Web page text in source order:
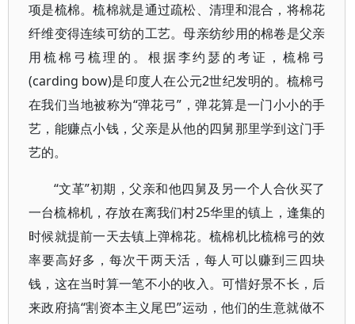
项是梳棉。梳棉就是通过疏松、清理和混合，将棉花
纤维变得连续可纺的工艺。母亲纺纱用的棉卷是父亲
用梳棉弓梳理的。根据李约瑟的考证，梳棉弓
(carding bow)是印度人在公元2世纪发明的。梳棉弓
在我们当地被称为“弹花弓”，弹花算是一门小小的手
艺，能赚点小钱，父亲是从他的四舅那里学到这门手
艺的。
“文革”初期，父亲和他四舅及另一个人合伙买了
一台梳棉机，存放在离我们村25华里的镇上，逢集的
时候就提前一天去镇上弹棉花。梳棉机比梳棉弓的效
率要高好多，每次干两天活，每人可以赚到三四块
钱，这在当时算一笔不小的收入。可惜好景不长，后
来政府搞“割资本主义尾巴”运动，他们的生意就做不